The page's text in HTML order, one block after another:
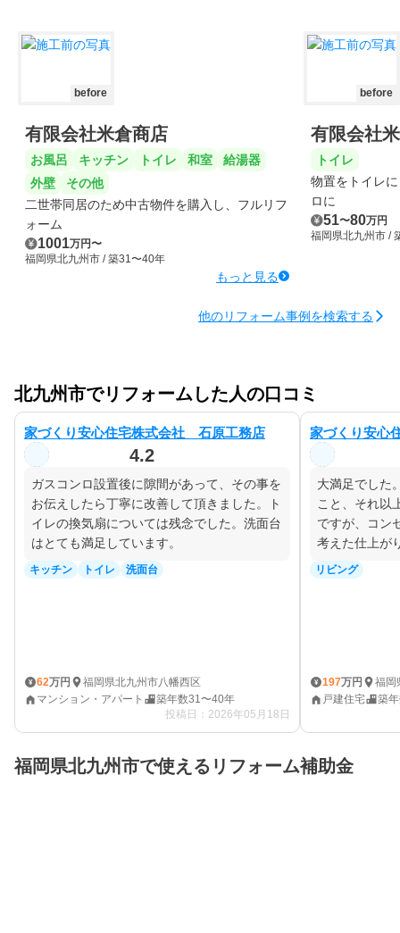
before
有限会社米倉商店
お風呂 キッチン トイレ 和室
給湯器
外壁
その他
二世帯同居のため中古物件を購入し、フルリフ
ォーム
1001万円〜
福岡県北九州市 / 築31〜40年
もっと見る
before
有限会社
トイレ
物置をトイレ
ロに
51〜80万円
福岡県北九州市 /
他のリフォーム事例を検索する
北九州市でリフォームした人の口コミ
家づくり安心住宅株式会社 石原工務店
4.2
ガスコンロ設置後に隙間があって、その事を
お伝えしたら丁寧に改善して頂きました。ト
イレの換気扇については残念でした。洗面台
はとても満足しています。
キッチン トイレ 洗面台
¥ 62万円
福岡県北九州市八幡西区
マンション・アパート
築年数31〜40年
投稿日：2026年05月18日
家づくり安心
大満足でした
こと、それ以
ですが、コン
考えた仕上が
リビング
¥ 197万円
福岡
戸建住宅
築
福岡県北九州市で使えるリフォーム補助金